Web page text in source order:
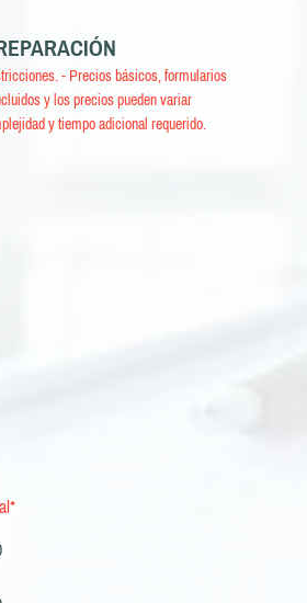
- Precios básicos, formularios
y los precios pueden variar
y tiempo adicional requerido.